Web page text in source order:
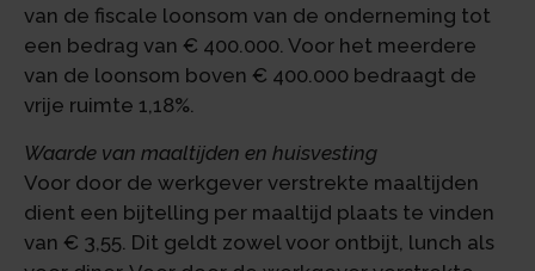
van de fiscale loonsom van de onderneming tot
een bedrag van € 400.000. Voor het meerdere
van de loonsom boven € 400.000 bedraagt de
vrije ruimte 1,18%.
Waarde van maaltijden en huisvesting
Voor door de werkgever verstrekte maaltijden
dient een bijtelling per maaltijd plaats te vinden
van € 3,55. Dit geldt zowel voor ontbijt, lunch als